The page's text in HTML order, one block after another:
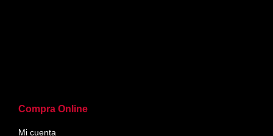
Compra Online
Mi cuenta